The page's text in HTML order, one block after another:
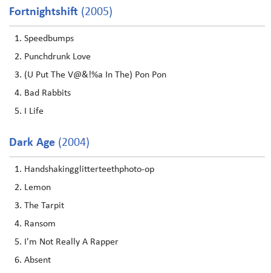
Fortnightshift (2005)
Speedbumps
Punchdrunk Love
(U Put The V@&!%a In The) Pon Pon
Bad Rabbits
I Life
Dark Age (2004)
Handshakingglitterteethphoto-op
Lemon
The Tarpit
Ransom
I'm Not Really A Rapper
Absent